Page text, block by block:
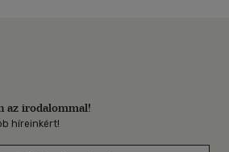
az irodalommal!
híreinkért!